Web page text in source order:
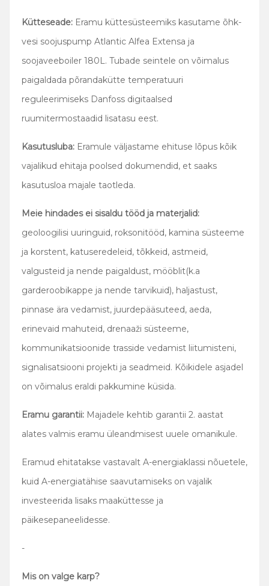
Kütteseade: Eramu küttesüsteemiks kasutame õhk-
vesi soojuspump Atlantic Alfea Extensa ja
soojaveeboiler 180L. Tubade seintele on võimalus
paigaldada põrandakütte temperatuuri
reguleerimiseks Danfoss digitaalsed
ruumitermostaadid lisatasu eest.
Kasutusluba: Eramule väljastame ehituse lõpus kõik
vajalikud ehitaja poolsed dokumendid, et saaks
kasutusloa majale taotleda.
Meie hindades ei sisaldu tööd ja materjalid:
geoloogilisi uuringuid, roksonitööd, kamina süsteeme
ja korstent, katuseredeleid, tõkkeid, astmeid,
valgusteid ja nende paigaldust, mööblit(k.a
garderoobikappe ja nende tarvikuid), haljastust,
pinnase ära vedamist, juurdepääsuteed, aeda,
erinevaid mahuteid, drenaaži süsteeme,
kommunikatsioonide trasside vedamist liitumisteni,
signalisatsiooni projekti ja seadmeid. Kõikidele asjadel
on võimalus eraldi pakkumine küsida.
Eramu garantii: Majadele kehtib garantii 2. aastat
alates valmis eramu üleandmisest uuele omanikule.
Eramud ehitatakse vastavalt A-energiaklassi nõuetele,
kuid A-energiatähise saavutamiseks on vajalik
investeerida lisaks maaküttesse ja
päikesepaneelidesse.
-
Mis on valge karp?